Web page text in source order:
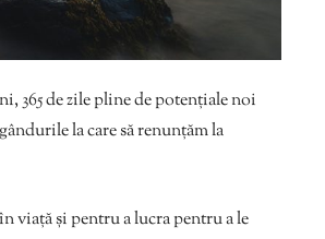
365 de zile pline de potenţiale noi
la care să renunțăm la
viață și pentru a lucra pentru a le